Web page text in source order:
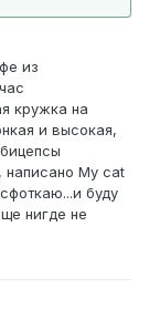
из
кружка на
и высокая,
написано My cat
буду
нигде не